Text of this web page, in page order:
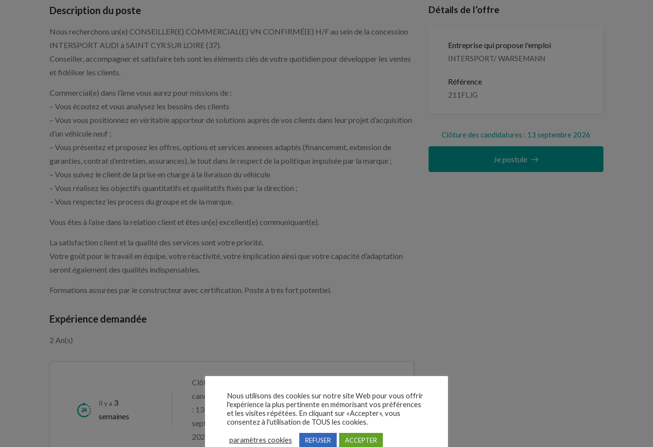
Description du poste
Nous recherchons un(e) CONSEILLER(E) COMMERCIAL(E) VN CONFIRMÉ(E) H/F au sein de la concession
INTERSPORT AUDI à SAINT CYR SUR LOIRE (37).
Conseiller, accompagner et satisfaire tels sont les éléments clés de votre quotidien pour développer les ventes
et fidéliser les clients.
Commercial(e) dans l’âme vous aurez pour missions de :
– Vous écoutez et vous analysez les besoins des clients
– Vous vous positionnez en véritable apporteur de solutions auprès de vos clients dans leur projet d’acquisition
d’un véhicule neuf ;
– Vous présentez et proposez les offres, options et services annexes adaptés (financement, extension de
garanties, contrat d’entretien, assurances), le tout dans le respect de la politique impulsée par la marque ;
– Vous suivez le client de la prise en charge à la livraison du véhicule
– Vous réalisez les objectifs quantitatifs et qualitatifs fixés par la direction ;
– Vous respectez les process du groupe et de la marque.
Vous êtes à l’aise dans la relation client et êtes un(e) excellent(e) communiquant(e).
La satisfaction client et la qualité des services sont votre priorité.
Votre goût pour le travail en équipe, votre réactivité, votre implication ainsi que votre capacité d’adaptation
seront également des qualités indispensables.
Formations assurées par le constructeur avec certification. Poste à très fort potentiel.
Expérience demandée
2 An(s)
Il y a 3
semaines
Clôture des
candidatures
: 13
septembre
2026
Je postule
Détails de l’offre
Entreprise qui propose l'emploi
INTERSPORT/ WARSEMANN
Référence
211FLJG
Clôture des candidatures : 13 septembre 2026
Je postule
Nous utilisons des cookies sur notre site Web pour vous offrir
l'expérience la plus pertinente en mémorisant vos préférences
et les visites répétées. En cliquant sur «Accepter», vous
consentez à l'utilisation de TOUS les cookies.
paramètres cookies REFUSER ACCEPTER